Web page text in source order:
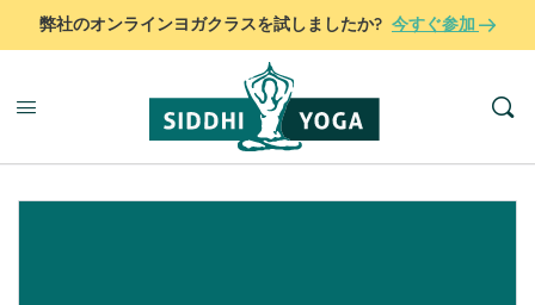
弊社のオンラインヨガクラスを試しましたか? 今すぐ参加